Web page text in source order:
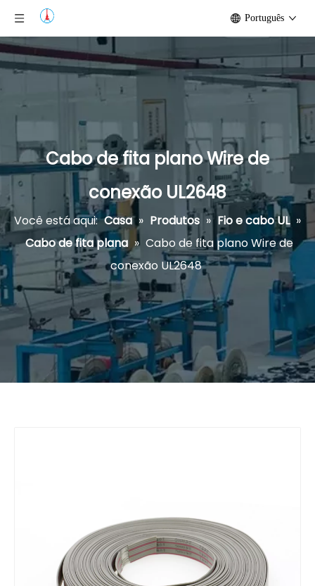
Português
Cabo de fita plano Wire de
conexão UL2648
Você está aqui: Casa » Produtos » Fio e cabo UL »
Cabo de fita plana » Cabo de fita plano Wire de
conexão UL2648